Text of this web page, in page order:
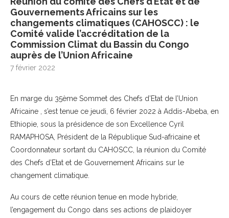
Gouvernements Africains sur les
changements climatiques (CAHOSCC) : le
Comité valide l’accréditation de la
Commission Climat du Bassin du Congo
auprès de l’Union Africaine
7 février 2022
En marge du 35ème Sommet des Chefs d’Etat de l’Union
Africaine , s’est tenue ce jeudi, 6 février 2022 à Addis-Abeba, en
Ethiopie, sous la présidence de son Excellence Cyril
RAMAPHOSA, Président de la République Sud-africaine et
Coordonnateur sortant du CAHOSCC, la réunion du Comité
des Chefs d’Etat et de Gouvernement Africains sur le
changement climatique.
Au cours de cette réunion tenue en mode hybride,
l’engagement du Congo dans ses actions de plaidoyer